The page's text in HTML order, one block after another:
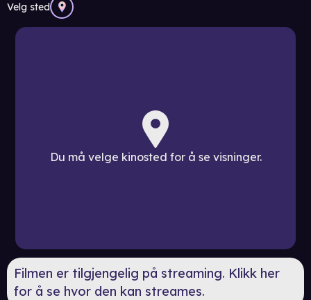
Velg sted
Du må velge kinosted for å se visninger.
Filmen er tilgjengelig på streaming. Klikk her
for å se hvor den kan streames.